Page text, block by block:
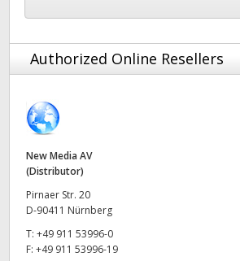
Denmark
Finland
Germany
India
Italy
Authorized Online Resellers
New Media AV
(Distributor)
Pirnaer Str. 20
D-90411 Nürnberg
T: +49 911 53996-0
F: +49 911 53996-19